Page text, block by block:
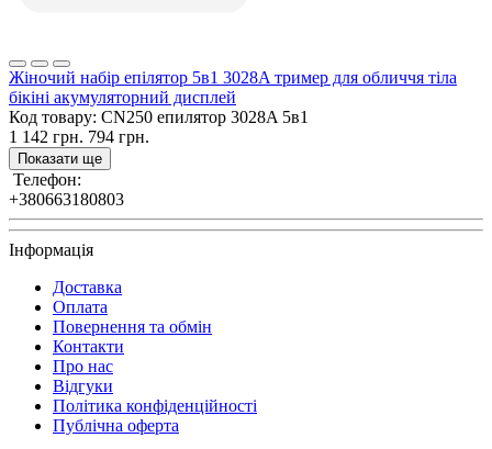
Жіночий набір епілятор 5в1 3028A тример для обличчя тіла
бікіні акумуляторний дисплей
Код товару: CN250 епилятор 3028A 5в1
1 142 грн. 794 грн.
Показати ще
Телефон:
+380663180803
Інформація
Доставка
Оплата
Повернення та обмін
Контакти
Про нас
Відгуки
Політика конфіденційності
Публічна оферта